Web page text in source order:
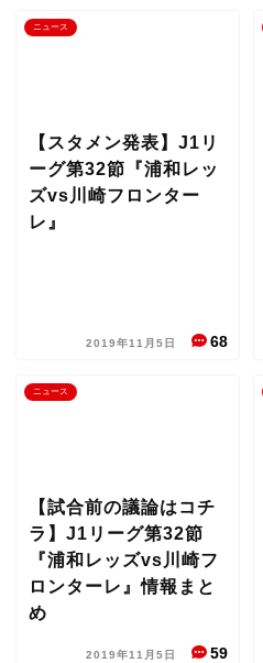
ニュース
【スタメン発表】J1リ
ーグ第32節『浦和レッ
ズvs川崎フロンター
レ』
2019年11月5日 68
ニュース
【試合前の議論はコチ
ラ】J1リーグ第32節
『浦和レッズvs川崎フ
ロンターレ』情報まと
め
2019年11月5日 59